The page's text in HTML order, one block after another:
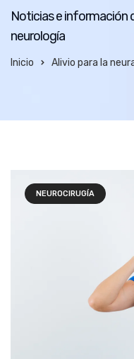
Noticias e información
neurología
Inicio Alivio para la
NEUROCIRUGÍA